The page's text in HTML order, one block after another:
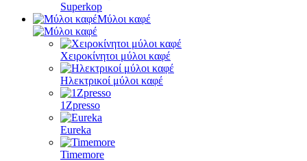
Superkop
Μύλοι καφέ
Χειροκίνητοι μύλοι καφέ
Ηλεκτρικοί μύλοι καφέ
1Zpresso
Eureka
Timemore